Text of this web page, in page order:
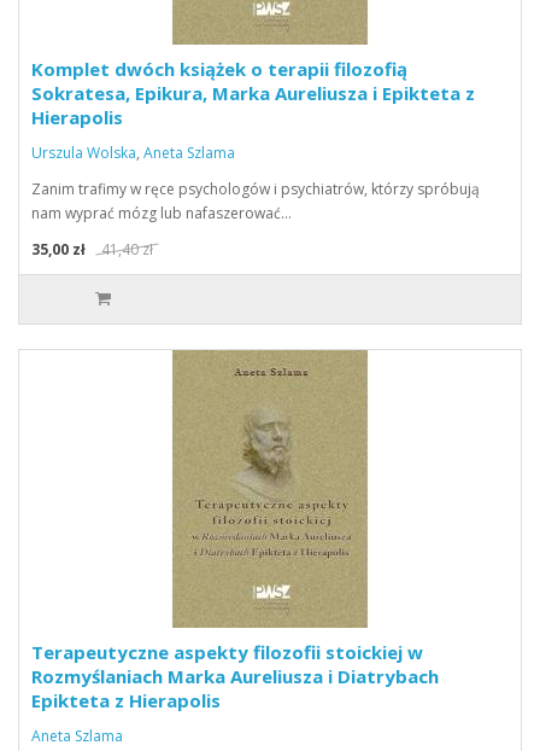
Komplet dwóch książek o terapii filozofią
Sokratesa, Epikura, Marka Aureliusza i Epikteta z
Hierapolis
Urszula Wolska, Aneta Szlama
Zanim trafimy w ręce psychologów i psychiatrów, którzy spróbują
nam wyprać mózg lub nafaszerować…
35,00 zł
41,40 zł
Terapeutyczne aspekty filozofii stoickiej w
Rozmyślaniach Marka Aureliusza i Diatrybach
Epikteta z Hierapolis
Aneta Szlama